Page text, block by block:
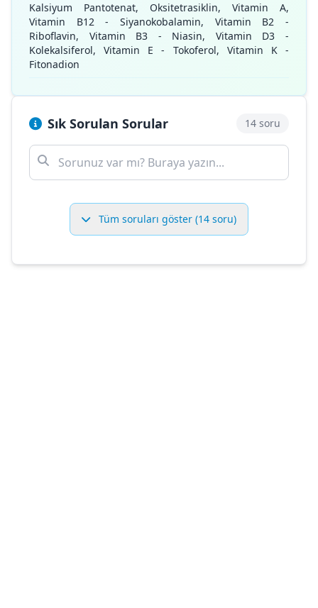
Kalsiyum Pantotenat, Oksitetrasiklin, Vitamin A,
Vitamin B12 - Siyanokobalamin, Vitamin B2 -
Riboflavin, Vitamin B3 - Niasin, Vitamin D3 -
Kolekalsiferol, Vitamin E - Tokoferol, Vitamin K -
Fitonadion
Sık Sorulan Sorular 14 soru
Tüm soruları göster (14 soru)